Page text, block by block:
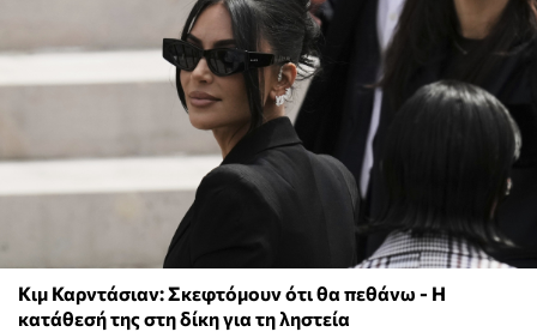
Κιμ Καρντάσιαν: Σκεφτόμουν ότι θα πεθάνω - Η
κατάθεσή της στη δίκη για τη ληστεία